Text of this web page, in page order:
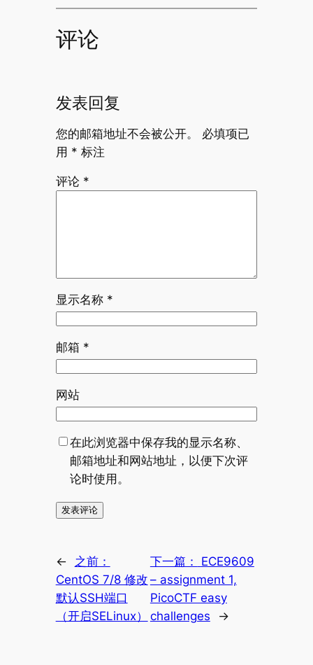
评论
发表回复
您的邮箱地址不会被公开。
必填项已
用 * 标注
评论 *
显示名称 *
邮箱 *
网站
在此浏览器中保存我的显示名称、
邮箱地址和网站地址，以便下次评
论时使用。
←
之前：
CentOS 7/8 修改
默认SSH端口
（开启SELinux）
下一篇：
ECE9609
– assignment 1,
PicoCTF easy
challenges
→